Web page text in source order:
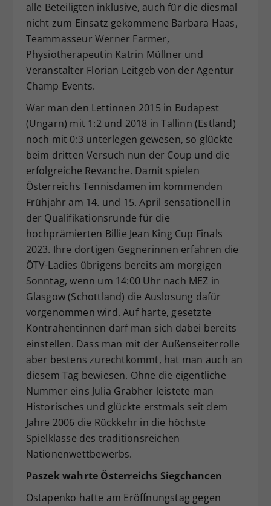
alle Beteiligten inklusive, auch für die diesmal
nicht zum Einsatz gekommene Barbara Haas,
Teammasseur Werner Farmer,
Physiotherapeutin Katrin Müllner und
Veranstalter Florian Leitgeb von der Agentur
Champ Events.
War man den Lettinnen 2015 in Budapest
(Ungarn) mit 1:2 und 2018 in Tallinn (Estland)
noch mit 0:3 unterlegen gewesen, so glückte
beim dritten Versuch nun der Coup und die
erfolgreiche Revanche. Damit spielen
Österreichs Tennisdamen im kommenden
Frühjahr am 14. und 15. April sensationell in
der Qualifikationsrunde für die
hochprämierten Billie Jean King Cup Finals
2023. Ihre dortigen Gegnerinnen erfahren die
ÖTV-Ladies übrigens bereits am morgigen
Sonntag, wenn um 14:00 Uhr nach MEZ in
Glasgow (Schottland) die Auslosung dafür
vorgenommen wird. Auf harte, gesetzte
Kontrahentinnen darf man sich dabei bereits
einstellen. Dass man mit der Außenseiterrolle
aber bestens zurechtkommt, hat man auch an
diesem Tag bewiesen. Ohne die eigentliche
Nummer eins Julia Grabher leistete man
Historisches und glückte erstmals seit dem
Jahre 2006 die Rückkehr in die höchste
Spielklasse des traditionsreichen
Nationenwettbewerbs.
Paszek wahrte Österreichs Siegchancen
Ostapenko hatte am Eröffnungstag gegen